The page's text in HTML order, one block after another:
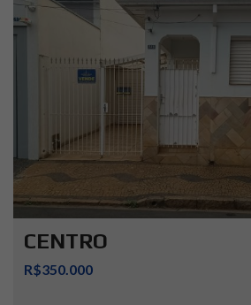
CENTRO
R$350.000